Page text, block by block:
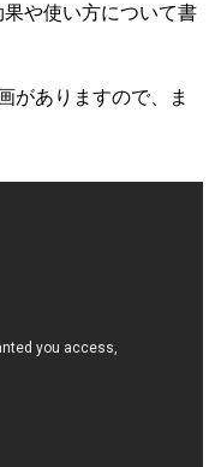
や使い方について書
がありますので、ま